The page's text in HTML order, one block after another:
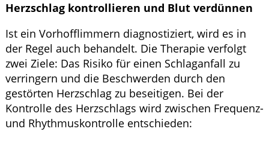
Herzschlag kontrollieren und Blut verdünnen
Ist ein Vorhofflimmern diagnostiziert, wird es in
der Regel auch behandelt. Die Therapie verfolgt
zwei Ziele: Das Risiko für einen Schlaganfall zu
verringern und die Beschwerden durch den
gestörten Herzschlag zu beseitigen. Bei der
Kontrolle des Herzschlags wird zwischen Frequenz-
und Rhythmuskontrolle entschieden: